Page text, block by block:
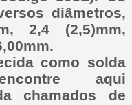
diâmetros,
2,4 (2,5)mm,
como solda
aqui
chamados de